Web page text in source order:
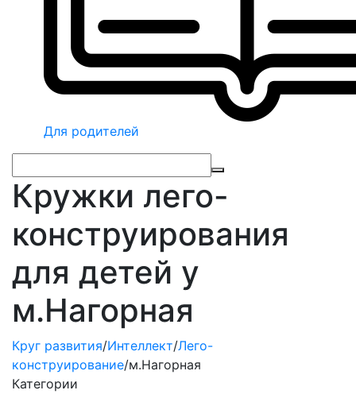
Для родителей
Кружки лего-
конструирования
для детей у
м.Нагорная
Круг развития/Интеллект/Лего-
конструирование/м.Нагорная
Категории